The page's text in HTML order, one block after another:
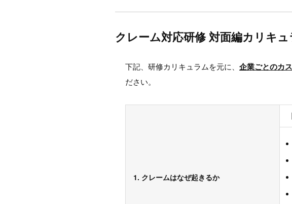
クレーム対応研修 対面編カリキ
下記、研修カリキュラムを元に、 企業ごとのカ
ださい。
1. クレームはなぜ起きるか